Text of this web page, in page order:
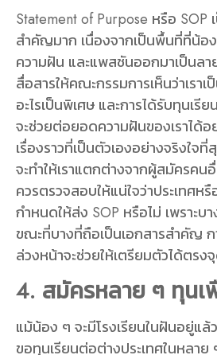
Statement of Purpose หรือ SOP
สำคัญมาก เนื่องจากเป็นพื้นที่ที่น้อ
ความฝัน และแพสชันออกมาเป็นล
สื่อสารให้คณะกรรมการเห็นว่าเราเ
อะไรเป็นพิเศษ และการได้รับทุนเรี
จะช่วยต่อยอดความฝันของเราได้อ
เรื่องราวที่เป็นตัวเองอย่างจริงใจ
จะทำให้เราแตกต่างจากผู้สมัครคน
ควรตรวจสอบให้แน่ใจว่าประเทศห
กำหนดให้ส่ง SOP หรือไม่ เพราะบ
ขณะที่บางที่ถือเป็นเอกสารสำคัญ
ล่วงหน้าจะช่วยให้เตรียมตัวได้ตรง
4. สมัครหลาย ๆ ทุนเ
แม้น้อง ๆ จะมีโรงเรียนในฝันอยู่แ
ขอทุนเรียนต่อต่างประเทศในหลาย